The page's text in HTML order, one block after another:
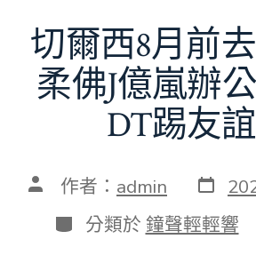
切爾西8月前
柔佛J億嵐辦
DT踢友
文 作者： admin 發
表
日
期
分
類
分類於 鐘聲輕輕響